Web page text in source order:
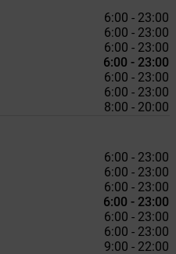
6:00 - 23:00
6:00 - 23:00
6:00 - 23:00
6:00 - 23:00
6:00 - 23:00
6:00 - 23:00
8:00 - 20:00
6:00 - 23:00
6:00 - 23:00
6:00 - 23:00
6:00 - 23:00
6:00 - 23:00
6:00 - 23:00
9:00 - 22:00